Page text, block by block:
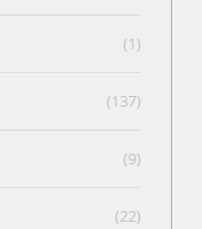
(1)
(137)
(9)
(22)